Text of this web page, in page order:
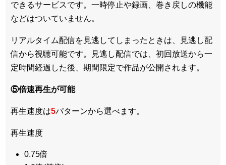
できるサービスです。一時停止や録画、巻き戻しの機能
などはついていません。
リアルタイム配信を見逃してしまったときは、見逃し配
信から視聴可能です。見逃し配信では、初回放送から一
定時間経過した後、期間限定で作品が公開されます。
⑤倍速再生が可能
再生速度は5パターンから選べます。
再生速度
0.75倍